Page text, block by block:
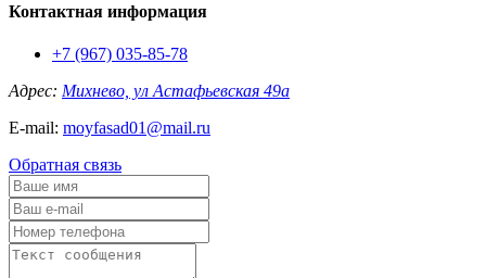
Контактная информация
+7 (967) 035-85-78
Адрес: Михнево, ул Астафьевская 49а
E-mail: moyfasad01@mail.ru
Обратная связь